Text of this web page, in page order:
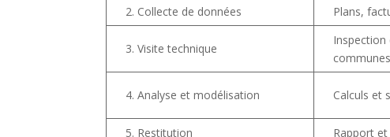
2. Collecte de données
Plans,
3. Visite technique
Inspection
communes
4. Analyse et modélisation Calculs et
5. Restitution
Rapport